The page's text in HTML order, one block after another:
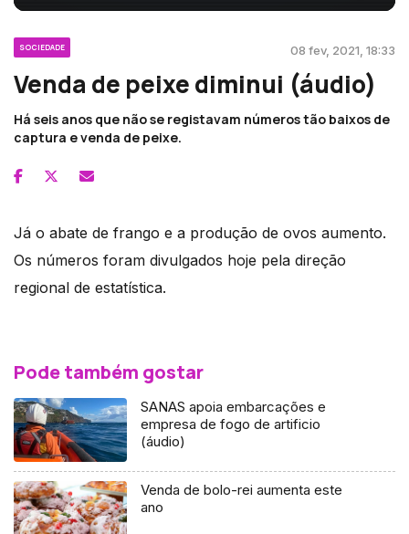
SOCIEDADE 08 fev, 2021, 18:33
Venda de peixe diminui (áudio)
Há seis anos que não se registavam números tão baixos de
captura e venda de peixe.
Já o abate de frango e a produção de ovos aumento.
Os números foram divulgados hoje pela direção
regional de estatística.
Pode também gostar
SANAS apoia embarcações e
empresa de fogo de artificio
(áudio)
Venda de bolo-rei aumenta este
ano